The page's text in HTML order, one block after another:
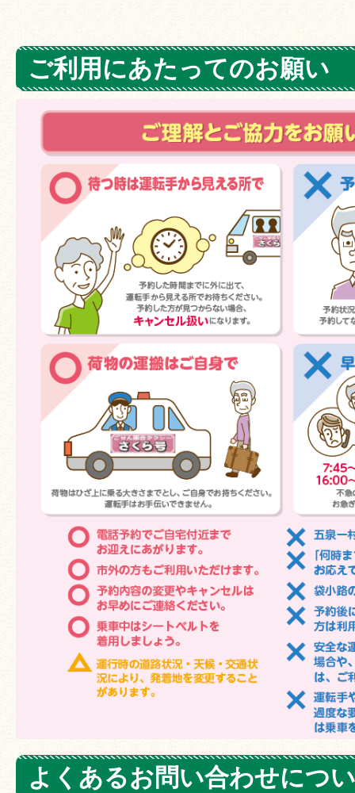
ご利用にあたってのお願い
よくあるお問い合わせにつ